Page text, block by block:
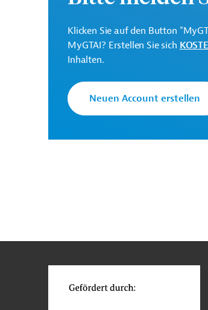
Download
PRO202501151855702 (1)
Klicken Sie auf den Button
MyGTAI? Erstellen Sie sich
Inhalten.
Neuen Account erstellen